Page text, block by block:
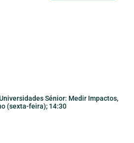
Sénior: Medir Impactos,
(sexta-feira); 14:30